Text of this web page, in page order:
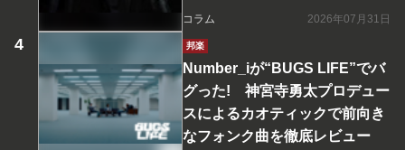
コラム 2026年07月31日
邦楽
Number_iが“BUGS LIFE”でバ
グった! 神宮寺勇太プロデュー
スによるカオティックで前向き
なフォンク曲を徹底レビュー